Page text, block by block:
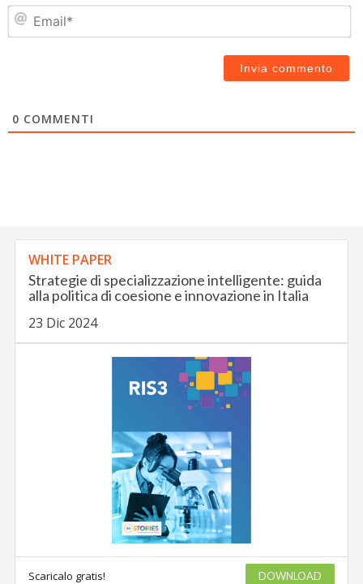
0 COMMENTI
WHITE PAPER
Strategie di specializzazione intelligente: guida
alla politica di coesione e innovazione in Italia
23 Dic 2024
Scaricalo gratis! DOWNLOAD